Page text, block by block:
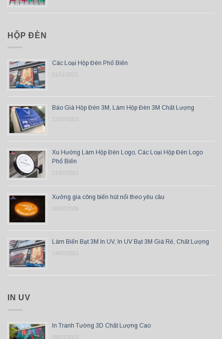
HỘP ĐÈN
Các Loại Hộp Đèn Phổ Biến
01/11/2021
Báo Giá Hộp Đèn 3M, Làm Hộp Đèn 3M Chất Lượng
21/07/2023
Xu Hướng Làm Hộp Đèn Logo, Các Loại Hộp Đèn Logo
Phổ Biến
21/07/2021
Xưởng gia công biển hút nổi theo yêu cầu
02/07/2026
Làm Biển Bạt 3M In UV, In UV Bạt 3M Giá Rẻ, Chất Lượng
14/07/2021
IN UV
In Tranh Tường 3D Chất Lượng Cao
09/03/2023